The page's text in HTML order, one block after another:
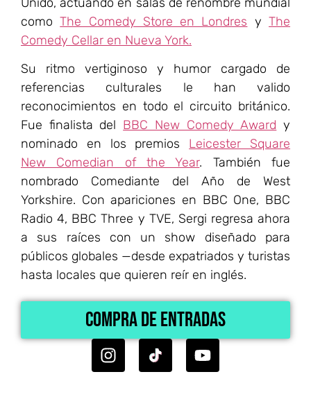
comoThe Comedy Store en Londres yThe
Comedy Cellar en Nueva York.
Su ritmo vertiginoso y humor cargado de
referencias culturales le han valido
reconocimientos en todo el circuito británico.
Fue finalista del BBC New Comedy Award y
nominado en los premios Leicester Square
New Comedian of the Year. También fue
nombrado Comediante del Año de West
Yorkshire. Con apariciones en BBC One, BBC
Radio 4, BBC Three y TVE, Sergi regresa ahora
a sus raíces con un show diseñado para
públicos globales —desde expatriados y turistas
hasta locales que quieren reír en inglés.
Compra de Entradas